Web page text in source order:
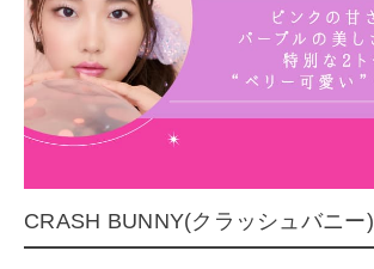
CRASH BUNNY(クラッシュバニー)